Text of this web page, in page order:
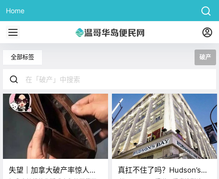
Home
全部标签 破产
失望｜加拿大破产率惊人，
真扛不住了吗？Hudson’s